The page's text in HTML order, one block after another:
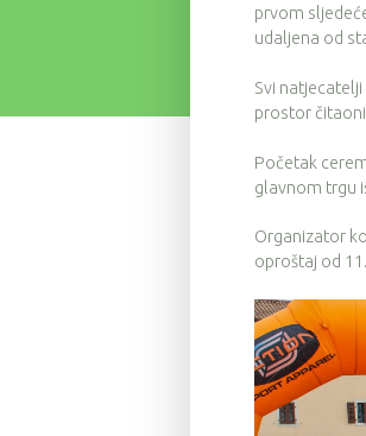
prvom
udaljena od
Svi
prostor
Početak
glavnom trgu
Organizator
oproštaj od